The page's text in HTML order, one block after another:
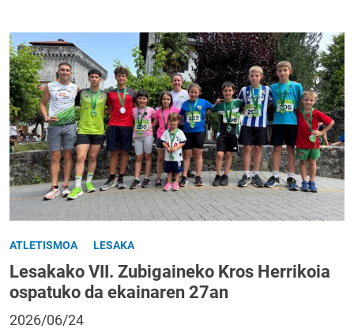
ATLETISMOA LESAKA
Lesakako VII. Zubigaineko Kros Herrikoia
ospatuko da ekainaren 27an
2026/06/24